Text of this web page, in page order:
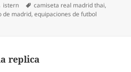
Autor
istern Etiquetas
camiseta real madrid thai,
de madrid,equipaciones de futbol
replica